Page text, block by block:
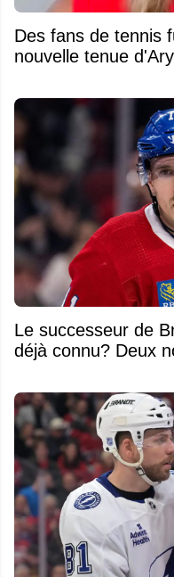
Des fans de tennis
nouvelle tenue
Le successeur de
déjà connu? Deux